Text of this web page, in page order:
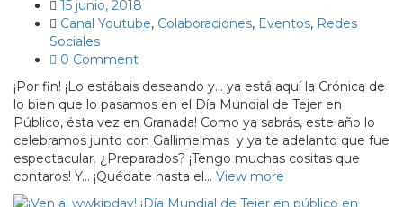
15 junio, 2018
Canal Youtube, Colaboraciones, Eventos, Redes
Sociales
0 Comment
¡Por fin! ¡Lo estábais deseando y… ya está aquí la Crónica de
lo bien que lo pasamos en el Día Mundial de Tejer en
Público, ésta vez en Granada! Como ya sabrás, este año lo
celebramos junto con Gallimelmas y ya te adelanto que fue
espectacular. ¿Preparados? ¡Tengo muchas cositas que
contaros! Y… ¡Quédate hasta el… View more